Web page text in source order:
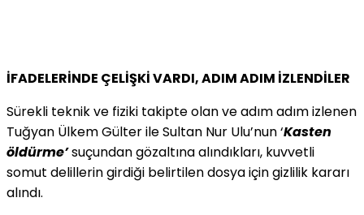
İFADELERİNDE ÇELİŞKİ VARDI, ADIM ADIM İZLENDİLER
Sürekli teknik ve fiziki takipte olan ve adım adım izlenen
Tuğyan Ülkem Gülter ile Sultan Nur Ulu’nun ‘Kasten
öldürme’suçundan gözaltına alındıkları, kuvvetli
somut delillerin girdiği belirtilen dosya için gizlilik kararı
alındı.